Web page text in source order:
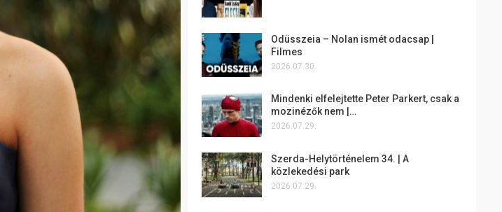
Odüsszeia – Nolan ismét odacsap |
Filmes
2026.07.30.
Mindenki elfelejtette Peter Parkert, csak a
mozinézők nem |…
2026.07.29.
Szerda-Helytörténelem 34. | A
közlekedési park
2026.07.29.